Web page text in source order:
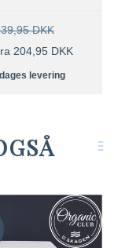
DKK
204,95 DKK
levering